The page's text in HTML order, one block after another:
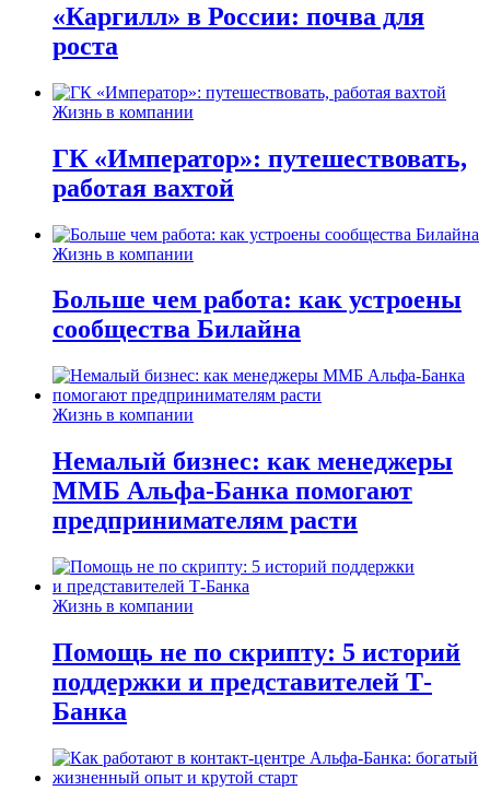
«Каргилл» в России: почва для
роста
Жизнь в компании
ГК «Император»: путешествовать,
работая вахтой
Жизнь в компании
Больше чем работа: как устроены
сообщества Билайна
Жизнь в компании
Немалый бизнес: как менеджеры
ММБ Альфа-Банка помогают
предпринимателям расти
Жизнь в компании
Помощь не по скрипту: 5 историй
поддержки и представителей Т-
Банка